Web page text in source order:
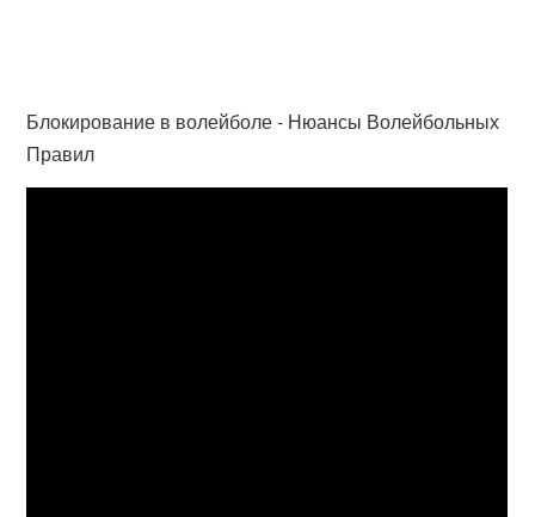
Блокирование в волейболе - Нюансы Волейбольных
Правил